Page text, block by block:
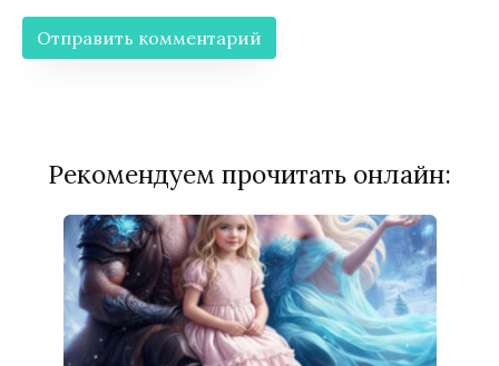
Рекомендуем прочитать онлайн: